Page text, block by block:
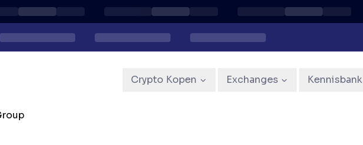
Crypto Kopen Exchanges Kennisbank